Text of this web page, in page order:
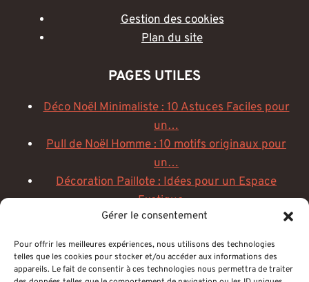
Gérer le consentement
Pour offrir les meilleures expériences, nous utilisons des technologies
telles que les cookies pour stocker et/ou accéder aux informations des
appareils. Le fait de consentir à ces technologies nous permettra de traiter
Gestion des cookies
Plan du site
PAGES UTILES
Déco Noël Minimaliste : 10 Astuces Faciles pour
un…
Pull de Noël Homme : 10 motifs originaux pour
un…
Décoration Paillote : Idées pour un Espace
Exotique…
Décoration institut de beauté : créez un espace
zen et chic
Rondin de bois décoration
: idées naturelles
et…